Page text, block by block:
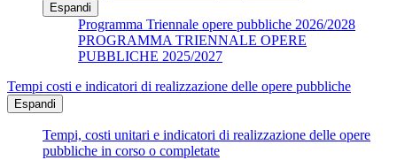
Espandi
Programma Triennale opere pubbliche 2026/2028
PROGRAMMA TRIENNALE OPERE
PUBBLICHE 2025/2027
Tempi costi e indicatori di realizzazione delle opere pubbliche
Espandi
Tempi, costi unitari e indicatori di realizzazione delle opere
pubbliche in corso o completate